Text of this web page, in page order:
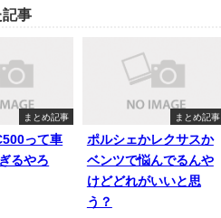
記事
まとめ記事
って車
るやろ
まとめ記事
ポルシェかレクサスか
ベンツで悩んでるんや
けどどれがいいと思
う？